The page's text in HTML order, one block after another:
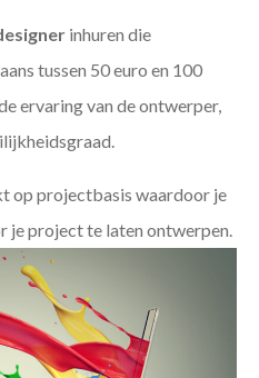
inhuren die
tussen 50 euro en 100
ervaring van de ontwerper,
op projectbasis waardoor je
je project te laten ontwerpen.